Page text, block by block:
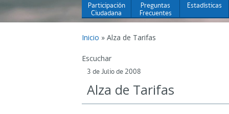
Participación
Ciudadana
Preguntas
Frecuentes
Estadísticas
Inicio » Alza de Tarifas
Escuchar
3 de Julio de 2008
Alza de Tarifas